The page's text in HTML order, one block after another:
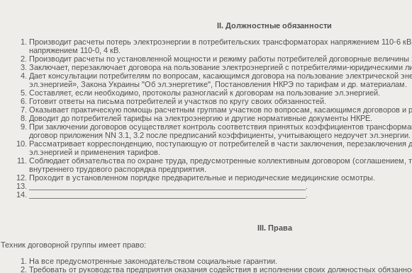
II. Должностные обязанности
Производит расчеты потерь электроэнергии в потребительских трансформаторах напряжением 110-6
напряжением 110-0, 4 кВ.
Производит расчеты по установленной мощности и режиму работы потребителей договорные величины
Заключает, перезаключает договора на пользование электроэнергией с потребителями-юридическими
Дает консультации потребителям по вопросам, касающимся договора на пользование электрической
эл.энергией», Закона Украины "Об эл.энергетике", Постановления НКРЭ по тарифам и др. материалам.
Составляет, если необходимо, протоколы разногласий к договорам на пользование эл.энергией.
Готовит ответы на письма потребителей и участков по кругу своих обязанностей.
Оказывает практическую помощь расчетным группам участков по вопросам, касающимся договоров и
Доводит до потребителей тарифы на электроэнергию и другие нормативные документы НКРЕ.
При заключении договоров осуществляет контроль соответствия принятых коэффициентов
договор приложения NN 3.1, 3.2 после предписаний коэффициенты, учитывающего недоучет эл.энергии.
Рассматривает корреспонденцию, поступающую от потребителей в части заключения, перезаключения
эл.энергией и применения тарифов.
Соблюдает обязательства по охране труда, предусмотренные коллективным договором
внутреннего трудового распорядка предприятия.
Проходит в установленном порядке предварительные и периодические медицинские осмотры.
III. Права
Техник договорной группы имеет право:
На все предусмотренные законодательством социальные гарантии.
Требовать от руководства предприятия оказания содействия в исполнении своих должностных